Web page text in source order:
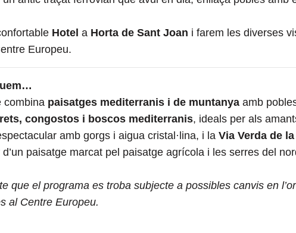
Hotel a Horta de Sant Joan i farem les diverses
Europeu.
combina paisatges mediterranis i de muntanya amb
congostos i boscos mediterranis, ideals per als
amb gorgs i aigua cristal·lina, i la Via Verda de
paisatge marcat pel paisatge agrícola i les serres del
que el programa es troba subjecte a possibles canvis en
al Centre Europeu.